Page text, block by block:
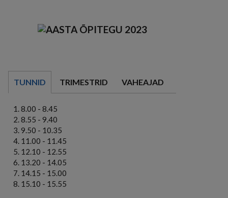
TUNNID TRIMESTRID VAHEAJAD
8.00 - 8.45
8.55 - 9.40
9.50 - 10.35
11.00 - 11.45
12.10 - 12.55
13.20 - 14.05
14.15 - 15.00
15.10 - 15.55